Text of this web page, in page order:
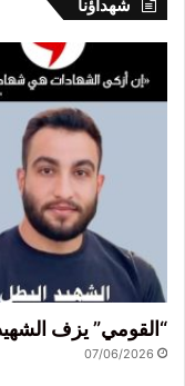
شهداؤنا
“القومي” يزف
07/06/2026